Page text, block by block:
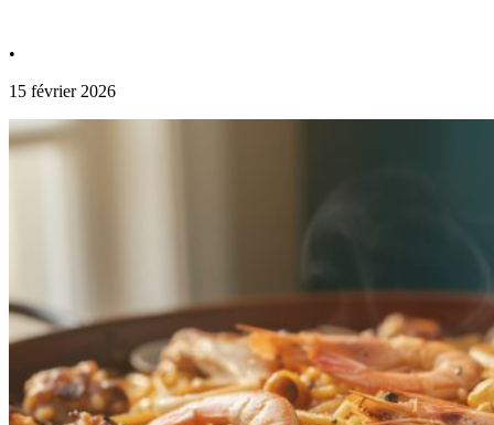
•
15 février 2026